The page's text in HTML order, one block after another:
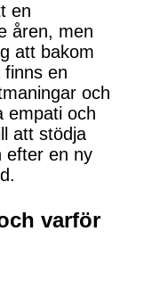
en
åren, men
att bakom
finns en
och
empati och
att stödja
efter en ny
varför